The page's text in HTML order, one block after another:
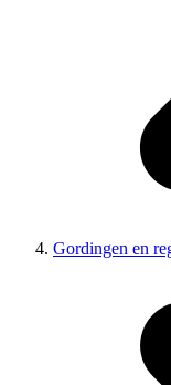
Gordingen en